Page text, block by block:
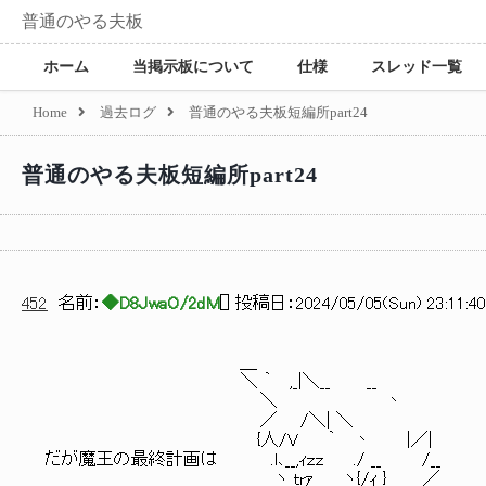
普通のやる夫板
ホーム 当掲示板について 仕様 スレッド一覧
Home 過去ログ 普通のやる夫板短編所part24
普通のやる夫板短編所part24
452 名前： ◆D8JwaO/2dM ] 投稿日： 2024/05/05(Sun)
＼ ｀ ,_|＼__ __
＼ 丶
／ /＼| ＼
{人/V ｀ 丶 |／|
だが魔王の最終計画は .l､__,ｨｚｚ ./ __ /__
ヽ ｔrｧ ヽ{/ｨ } ／